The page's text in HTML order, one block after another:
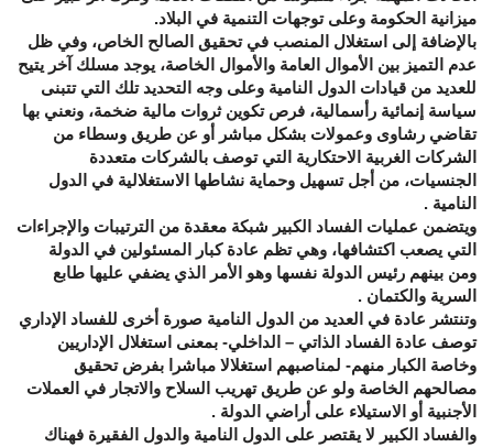
ميزانية الحكومة وعلى توجهات التنمية في البلاد.
بالإضافة إلى استغلال المنصب في تحقيق الصالح الخاص، وفي ظل
عدم التميز بين الأموال العامة والأموال الخاصة، يوجد مسلك آخر يتيح
للعديد من قيادات الدول النامية وعلى وجه التحديد تلك التي تتبنى
سياسة إنمائية رأسمالية، فرص تكوين ثروات مالية ضخمة، ونعني بها
تقاضي رشاوى وعمولات بشكل مباشر أو عن طريق وسطاء من
الشركات الغربية الاحتكارية التي توصف بالشركات متعددة
الجنسيات، من أجل تسهيل وحماية نشاطها الاستغلالية في الدول
النامية .
ويتضمن عمليات الفساد الكبير شبكة معقدة من الترتيبات والإجراءات
التي يصعب اكتشافها، وهي تظم عادة كبار المسئولين في الدولة
ومن بينهم رئيس الدولة نفسها وهو الأمر الذي يضفي عليها طابع
السرية والكتمان .
وتنتشر عادة في العديد من الدول النامية صورة أخرى للفساد الإداري
توصف عادة الفساد الذاتي – الداخلي- بمعنى استغلال الإداريين
وخاصة الكبار منهم- لمناصبهم استغلالا مباشرا بفرض تحقيق
مصالحهم الخاصة ولو عن طريق تهريب السلاح والاتجار في العملات
الأجنبية أو الاستيلاء على أراضي الدولة .
والفساد الكبير لا يقتصر على الدول النامية والدول الفقيرة فهناك